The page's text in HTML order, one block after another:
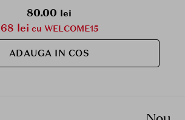
80.00 lei
68 lei cu WELCOME15
ADAUGA IN COS